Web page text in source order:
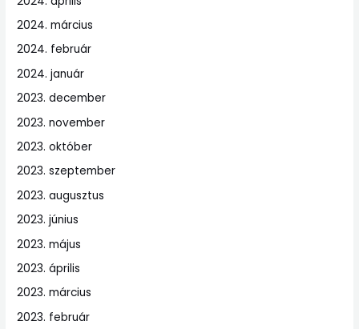
2024. március
2024. február
2024. január
2023. december
2023. november
2023. október
2023. szeptember
2023. augusztus
2023. június
2023. május
2023. április
2023. március
2023. február